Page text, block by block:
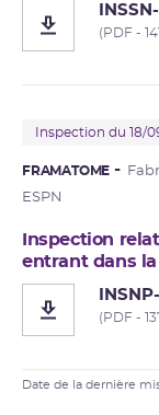
(PDF -
Inspection du 18/
FRAMATOME
ESPN
Inspection
entrant dans la
(PDF -
Date de la dernière